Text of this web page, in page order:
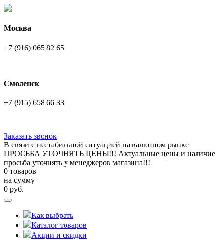
Москва
+7 (916) 065 82 65
Смоленск
+7 (915) 658 66 33
Заказать звонок
В связи с нестабильной ситуацией на валютном рынке
ПРОСЬБА УТОЧНЯТЬ ЦЕНЫ!!! Актуальные цены и наличие
просьба уточнять у менеджеров магазина!!!
0 товаров
на сумму
0 руб.
Как выбрать
Каталог товаров
Акции и скидки